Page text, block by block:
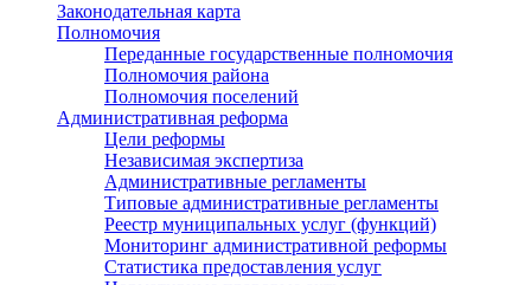
Законодательная карта
Полномочия
Переданные государственные полномочия
Полномочия района
Полномочия поселений
Административная реформа
Цели реформы
Независимая экспертиза
Административные регламенты
Типовые административные регламенты
Реестр муниципальных услуг (функций)
Мониторинг административной реформы
Статистика предоставления услуг